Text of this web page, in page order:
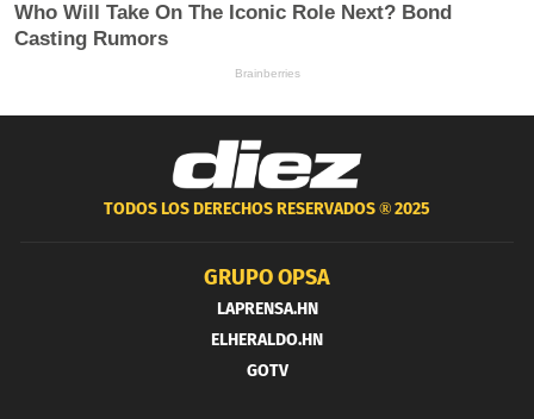
TODOS LOS DERECHOS RESERVADOS ®2025
GRUPO OPSA
LAPRENSA.HN
ELHERALDO.HN
GOTV